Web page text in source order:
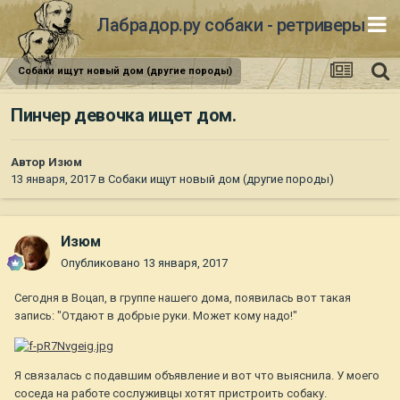
Лабрадор.ру собаки - ретриверы
Собаки ищут новый дом (другие породы)
Пинчер девочка ищет дом.
Автор Изюм
13 января, 2017 в Собаки ищут новый дом (другие породы)
Изюм
Опубликовано 13 января, 2017
Сегодня в Воцап, в группе нашего дома, появилась вот такая
запись: "Отдают в добрые руки. Может кому надо!"
Я связалась с подавшим объявление и вот что выяснила. У моего
соседа на работе сослуживцы хотят пристроить собаку.